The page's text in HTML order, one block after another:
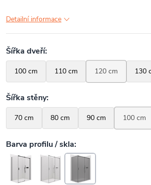
Detailní informace